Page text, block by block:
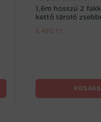
1,6m hosszú 2
kettő tároló
5.490 Ft